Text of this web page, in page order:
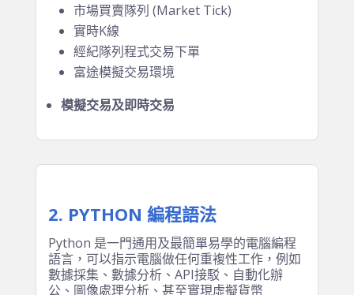
市場買賣隊列 (Market Tick)
實時K線
經紀隊列程式交易下單
富途模擬交易環境
模擬交易及即時交易
2. PYTHON 編程語法